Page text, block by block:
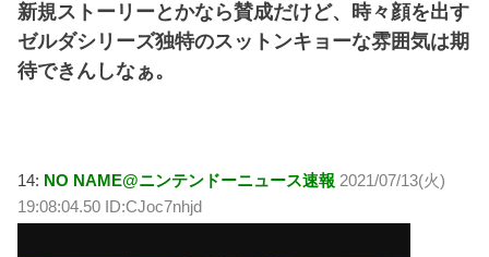
新規ストーリーとかなら賛成だけど、時々顔を出す
ゼルダシリーズ独特のスットンキョーな雰囲気は期
待できんしなぁ。
14: NO NAME@ニンテンドーニュース速報 2021/07/13(火)
19:08:04.50 ID:CJoc7nhjd